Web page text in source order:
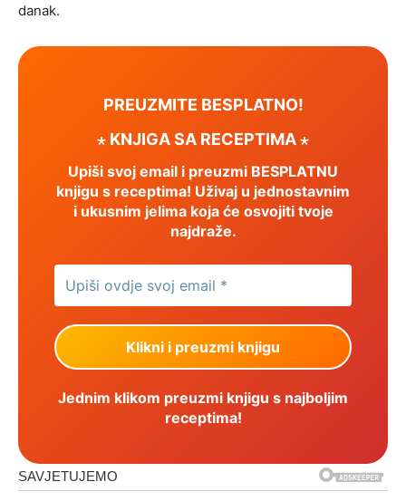
danak.
PREUZMITE BESPLATNO!
⋆ KNJIGA SA RECEPTIMA ⋆
Upiši svoj email i preuzmi BESPLATNU
knjigu s receptima! Uživaj u jednostavnim
i ukusnim jelima koja će osvojiti tvoje
najdraže.
Jednim klikom preuzmi knjigu s najboljim
receptima!